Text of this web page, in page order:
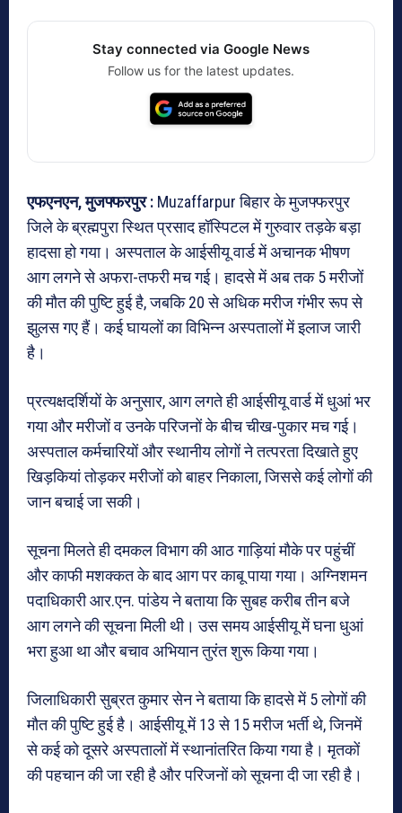
Stay connected via Google News
Follow us for the latest updates.
एफएनएन, मुजफ्फरपुर : Muzaffarpur बिहार के मुजफ्फरपुर
जिले के ब्रह्मपुरा स्थित प्रसाद हॉस्पिटल में गुरुवार तड़के बड़ा
हादसा हो गया। अस्पताल के आईसीयू वार्ड में अचानक भीषण
आग लगने से अफरा-तफरी मच गई। हादसे में अब तक 5 मरीजों
की मौत की पुष्टि हुई है, जबकि 20 से अधिक मरीज गंभीर रूप से
झुलस गए हैं। कई घायलों का विभिन्न अस्पतालों में इलाज जारी
है।
प्रत्यक्षदर्शियों के अनुसार, आग लगते ही आईसीयू वार्ड में धुआं भर
गया और मरीजों व उनके परिजनों के बीच चीख-पुकार मच गई।
अस्पताल कर्मचारियों और स्थानीय लोगों ने तत्परता दिखाते हुए
खिड़कियां तोड़कर मरीजों को बाहर निकाला, जिससे कई लोगों की
जान बचाई जा सकी।
सूचना मिलते ही दमकल विभाग की आठ गाड़ियां मौके पर पहुंचीं
और काफी मशक्कत के बाद आग पर काबू पाया गया। अग्निशमन
पदाधिकारी आर.एन. पांडेय ने बताया कि सुबह करीब तीन बजे
आग लगने की सूचना मिली थी। उस समय आईसीयू में घना धुआं
भरा हुआ था और बचाव अभियान तुरंत शुरू किया गया।
जिलाधिकारी सुब्रत कुमार सेन ने बताया कि हादसे में 5 लोगों की
मौत की पुष्टि हुई है। आईसीयू में 13 से 15 मरीज भर्ती थे, जिनमें
से कई को दूसरे अस्पतालों में स्थानांतरित किया गया है। मृतकों
की पहचान की जा रही है और परिजनों को सूचना दी जा रही है।